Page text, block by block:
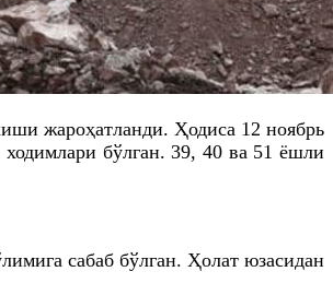
жароҳатланди. Ҳодиса 12 ноябрь
бўлган. 39, 40 ва 51 ёшли
сабаб бўлган. Ҳолат юзасидан